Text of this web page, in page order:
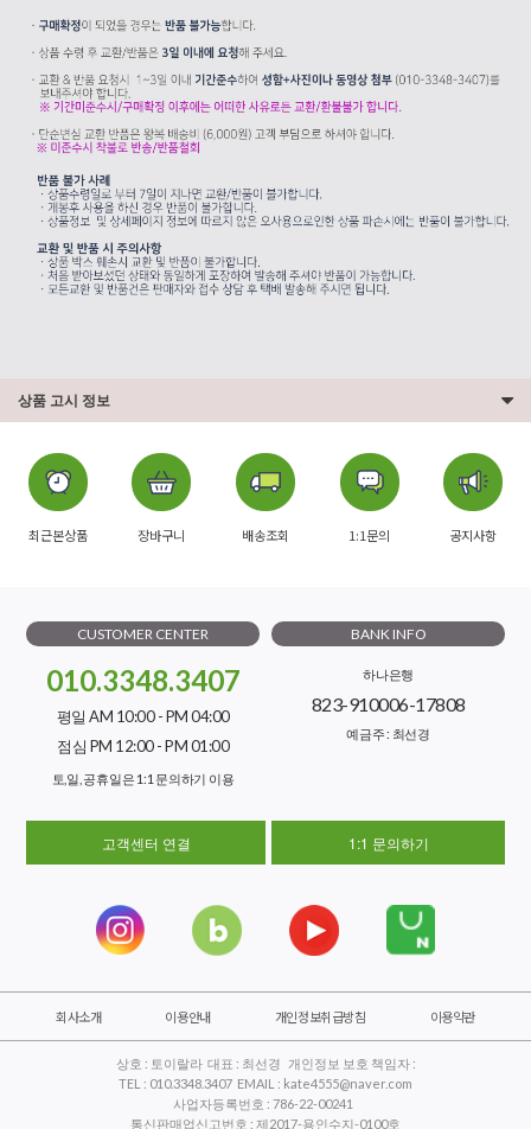
상품 고시 정보
최근본상품 장바구니 배송조회 1:1문의 공지사항
CUSTOMER CENTER
010.3348.3407
평일 AM 10:00 - PM 04:00
점심 PM 12:00 - PM 01:00
토,일, 공휴일은 1:1 문의하기 이용
BANK INFO
하나은행
823-910006-17808
예금주 : 최선경
고객센터 연결 1:1 문의하기
회사소개 이용안내 개인정보취급방침 이용약관
상호 : 토이랄라 대표 : 최선경 개인정보 보호 책임자 :
TEL : 010.3348.3407 EMAIL : kate4555@naver.com
사업자등록번호 : 786-22-00241
통신판매업신고번호 : 제2017-용인수지-0100호